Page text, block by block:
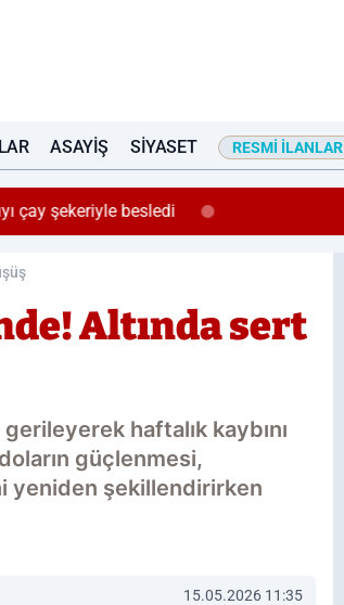
ASAYIŞ SIYASET RESMI İLANLAR
çay şekeriyle besledi
Altında sert
haftalık kaybını
güçlenmesi,
yeniden şekillendirirken
15.05.2026 11:35